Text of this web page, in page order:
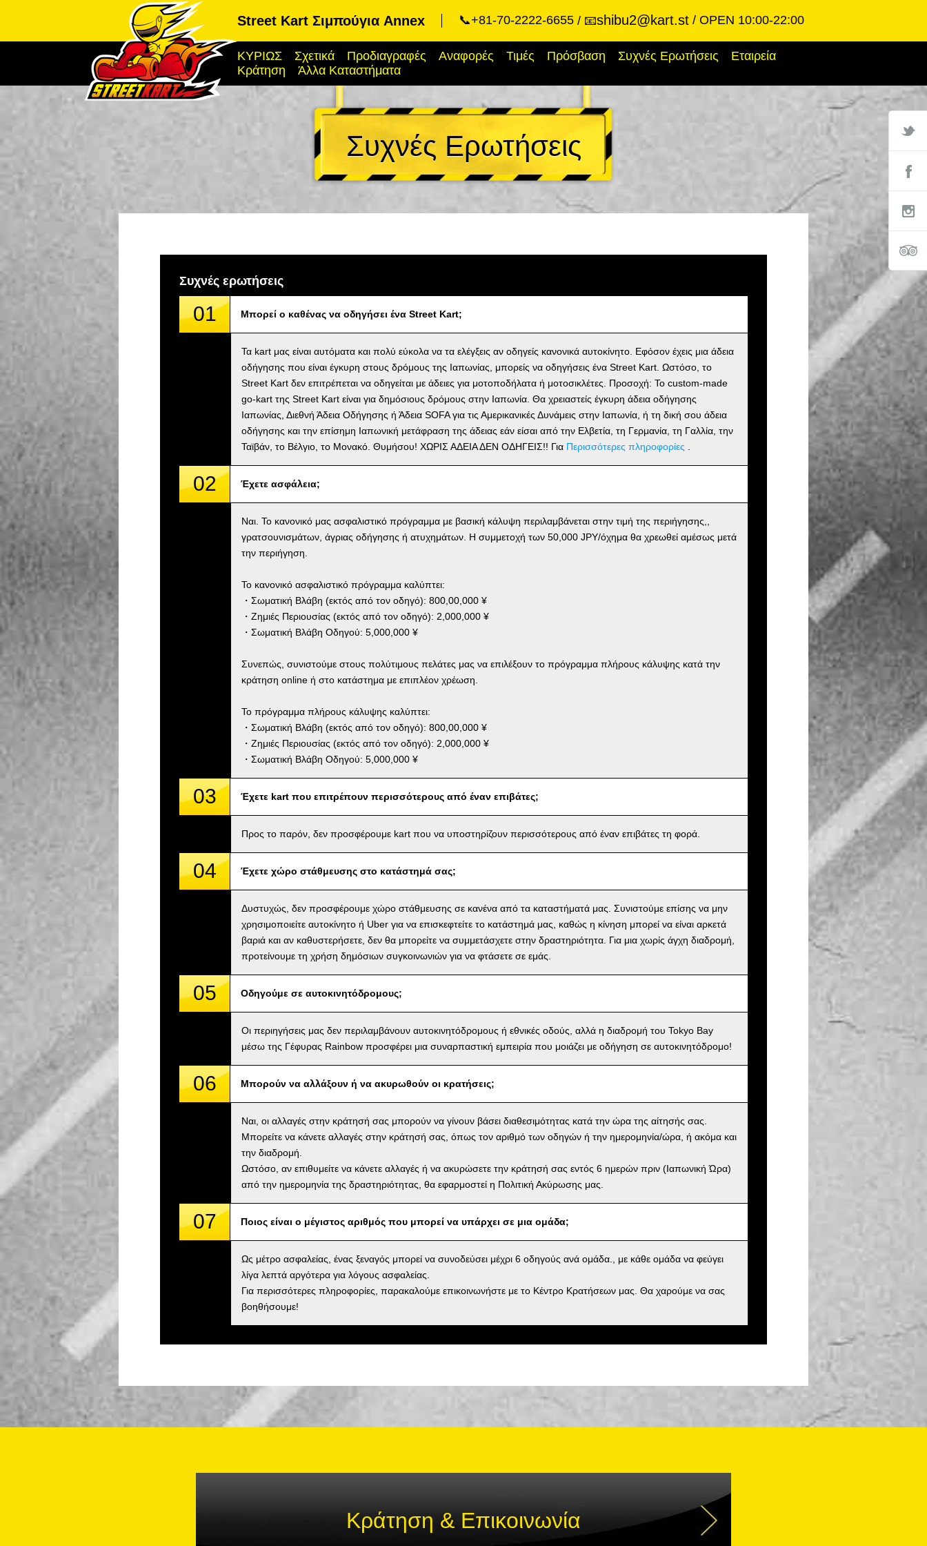
Street Kart Σιμπούγια Annex 📞+81-70-2222-6655 📧shibu2@kart.st OPEN 10:00-22:00
ΚΥΡΙΩΣ Σχετικά Προδιαγραφές Αναφορές Τιμές Πρόσβαση Συχνές Ερωτήσεις
Εταιρεία
Κράτηση
Άλλα Καταστήματα
Συχνές Ερωτήσεις
Συχνές ερωτήσεις
01 Μπορεί ο καθένας να οδηγήσει ένα Street Kart;
Τα kart μας είναι αυτόματα και πολύ εύκολα να τα ελέγξεις αν οδηγείς κανονικά αυτοκίνητο. Εφόσον έχεις μια άδεια
οδήγησης που είναι έγκυρη στους δρόμους της Ιαπωνίας, μπορείς να οδηγήσεις ένα Street Kart. Ωστόσο, το
Street Kart δεν επιτρέπεται να οδηγείται με άδειες για μοτοποδήλατα ή μοτοσικλέτες. Προσοχή: Το custom-made
go-kart της Street Kart είναι για δημόσιους δρόμους στην Ιαπωνία. Θα χρειαστείς έγκυρη άδεια οδήγησης
Ιαπωνίας, Διεθνή Άδεια Οδήγησης ή Άδεια SOFA για τις Αμερικανικές Δυνάμεις στην Ιαπωνία, ή τη δική σου άδεια
οδήγησης και την επίσημη Ιαπωνική μετάφραση της άδειας εάν είσαι από την Ελβετία, τη Γερμανία, τη Γαλλία, την
Ταϊβάν, το Βέλγιο, το Μονακό. Θυμήσου! ΧΩΡΙΣ ΑΔΕΙΑ ΔΕΝ ΟΔΗΓΕΙΣ!! Για Περισσότερες πληροφορίες
02 Έχετε ασφάλεια;
Ναι. Το κανονικό μας ασφαλιστικό πρόγραμμα με βασική κάλυψη περιλαμβάνεται στην τιμή της περιήγησης,,
γρατσουνισμάτων, άγριας οδήγησης ή ατυχημάτων. Η συμμετοχή των 50,000 JPY/όχημα θα χρεωθεί αμέσως μετά
την περιήγηση.
Το κανονικό ασφαλιστικό πρόγραμμα καλύπτει:
・Σωματική Βλάβη (εκτός από τον οδηγό): 800,00,000 ¥
・Ζημιές Περιουσίας (εκτός από τον οδηγό): 2,000,000 ¥
・Σωματική Βλάβη Οδηγού: 5,000,000 ¥
Συνεπώς, συνιστούμε στους πολύτιμους πελάτες μας να επιλέξουν το πρόγραμμα πλήρους κάλυψης κατά την
κράτηση online ή στο κατάστημα με επιπλέον χρέωση.
Το πρόγραμμα πλήρους κάλυψης καλύπτει:
・Σωματική Βλάβη (εκτός από τον οδηγό): 800,00,000 ¥
・Ζημιές Περιουσίας (εκτός από τον οδηγό): 2,000,000 ¥
・Σωματική Βλάβη Οδηγού: 5,000,000 ¥
03 Έχετε kart που επιτρέπουν περισσότερους από έναν επιβάτες;
Προς το παρόν, δεν προσφέρουμε kart που να υποστηρίζουν περισσότερους από έναν επιβάτες τη φορά.
04 Έχετε χώρο στάθμευσης στο κατάστημά σας;
Δυστυχώς, δεν προσφέρουμε χώρο στάθμευσης σε κανένα από τα καταστήματά μας. Συνιστούμε επίσης να μην
χρησιμοποιείτε αυτοκίνητο ή Uber για να επισκεφτείτε το κατάστημά μας, καθώς η κίνηση μπορεί να είναι αρκετά
βαριά και αν καθυστερήσετε, δεν θα μπορείτε να συμμετάσχετε στην δραστηριότητα. Για μια χωρίς άγχη διαδρομή,
προτείνουμε τη χρήση δημόσιων συγκοινωνιών για να φτάσετε σε εμάς.
05 Οδηγούμε σε αυτοκινητόδρομους;
Οι περιηγήσεις μας δεν περιλαμβάνουν αυτοκινητόδρομους ή εθνικές οδούς, αλλά η διαδρομή του Tokyo Bay
μέσω της Γέφυρας Rainbow προσφέρει μια συναρπαστική εμπειρία που μοιάζει με οδήγηση σε αυτοκινητόδρομο!
06 Μπορούν να αλλάξουν ή να ακυρωθούν οι κρατήσεις;
Ναι, οι αλλαγές στην κράτησή σας μπορούν να γίνουν βάσει διαθεσιμότητας κατά την ώρα της αίτησής σας.
Μπορείτε να κάνετε αλλαγές στην κράτησή σας, όπως τον αριθμό των οδηγών ή την ημερομηνία/ώρα, ή ακόμα και
την διαδρομή.
Ωστόσο, αν επιθυμείτε να κάνετε αλλαγές ή να ακυρώσετε την κράτησή σας εντός 6 ημερών πριν (Ιαπωνική Ώρα)
από την ημερομηνία της δραστηριότητας, θα εφαρμοστεί η Πολιτική Ακύρωσης μας.
07 Ποιος είναι ο μέγιστος αριθμός που μπορεί να υπάρχει σε μια ομάδα;
Ως μέτρο ασφαλείας, ένας ξεναγός μπορεί να συνοδεύσει μέχρι 6 οδηγούς ανά ομάδα., με κάθε ομάδα να φεύγει
λίγα λεπτά αργότερα για λόγους ασφαλείας.
Για περισσότερες πληροφορίες, παρακαλούμε επικοινωνήστε με το Κέντρο Κρατήσεων μας. Θα χαρούμε να σας
βοηθήσουμε!
Κράτηση & Επικοινωνία